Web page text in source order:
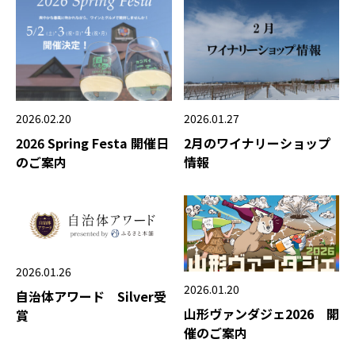
2026.02.20
2026 Spring Festa 開催日
のご案内
2026.01.27
2月のワイナリーショップ
情報
2026.01.26
自治体アワード Silver受
賞
2026.01.20
山形ヴァンダジェ2026 開
催のご案内